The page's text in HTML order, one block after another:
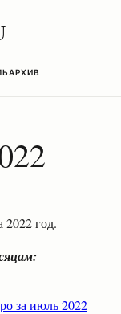
АРХИВ
год.
за июль 2022